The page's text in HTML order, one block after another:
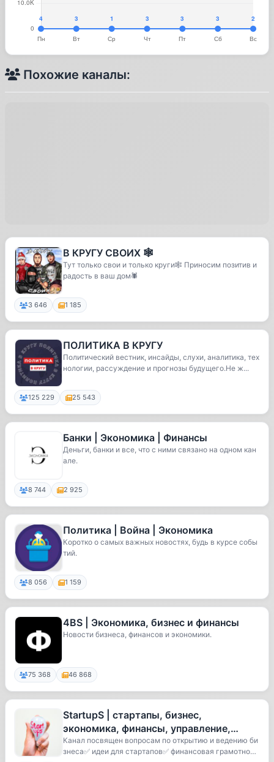
Похожие каналы:
В КРУГУ СВОИХ 🕸
Тут только свои и только круги🕸 Приносим позитив и
радость в ваш дом🕷
3 646 1 185
ПОЛИТИКА В КРУГУ
Политический вестник, инсайды, слухи, аналитика, тех
нологии, рассуждение и прогнозы будущего.Не ж...
125 229 25 543
Банки | Экономика | Финансы
Деньги, банки и все, что с ними связано на одном кан
але.
8 744 2 925
Политика | Война | Экономика
Коротко о самых важных новостях, будь в курсе собы
тий.
8 056 1 159
4BS | Экономика, бизнес и финансы
Новости бизнеса, финансов и экономики.
75 368 46 868
StartupS | стартапы, бизнес,
экономика, финансы, управление,
саморазвитие онлайн, тренинги и
курсы,
Канал посвящен вопросам по открытию и ведению би
знеса✅ идеи для стартапов✅ финансовая грамотност